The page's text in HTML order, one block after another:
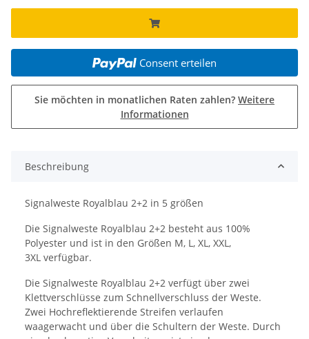
Consent erteilen
Sie möchten in monatlichen Raten zahlen? Weitere
Informationen
Beschreibung
Signalweste Royalblau 2+2 in 5 größen
Die Signalweste Royalblau 2+2 besteht aus 100%
Polyester und ist in den Größen M, L, XL, XXL,
3XL verfügbar.
Die Signalweste Royalblau 2+2 verfügt über zwei
Klettverschlüsse zum Schnellverschluss der Weste.
Zwei Hochreflektierende Streifen verlaufen
waagerwacht und über die Schultern der Weste. Durch